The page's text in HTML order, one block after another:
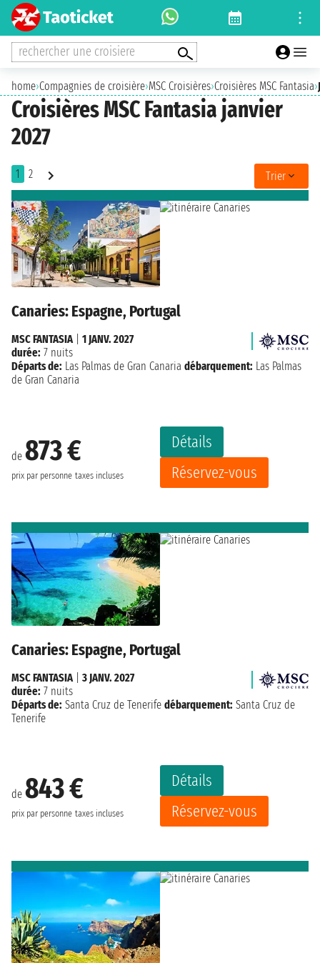
rechercher une croisiere
home›Compagnies de croisière›MSC Croisières›Croisières MSC Fantasia›
Croisières MSC Fantasia janvier
2027
1 2 Trier
Canaries: Espagne, Portugal
de 873 €
prix par personne taxes incluses
Détails
Réservez-vous
MSC FANTASIA| 1 JANV. 2027
durée: 7 nuits
Départs de: Las Palmas de Gran Canaria débarquement: Las Palmas
de Gran Canaria
Canaries: Espagne, Portugal
de 843 €
prix par personne taxes incluses
Détails
Réservez-vous
MSC FANTASIA| 3 JANV. 2027
durée: 7 nuits
Départs de: Santa Cruz de Tenerife débarquement: Santa Cruz de
Tenerife